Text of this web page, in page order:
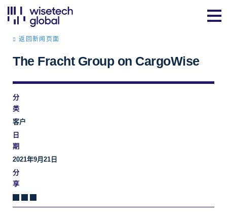
返回新闻页面
The Fracht Group on CargoWise
分
类
客户
日
期
2021年9月21日
分
享